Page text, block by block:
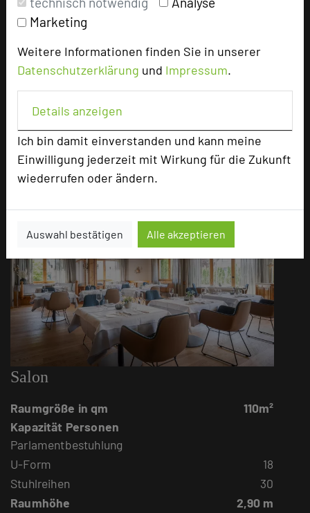
Marketing
Weitere Informationen finden Sie in unserer
Datenschutzerklärung und Impressum.
Details anzeigen
Ich bin damit einverstanden und kann meine
Einwilligung jederzeit mit Wirkung für die Zukunft
wiederrufen oder ändern.
Auswahl bestätigen Alle akzeptieren
sich ideal für Videokonferenzen eignet, sowie
ClickShare für eine unkomplizierte
Zudem ist in jedem Raum eine hochwertige
Soundanlage installiert, und die klimatisierten
stets gewährleistet ist. Alle unsere
Tagungsräume sind barrierefrei.
Salon
Raumgröße in qm
110m²
Kapazität Personen
Parlamentbestuhlung
U-Form
18
Stuhlreihen
30
Raumhöhe
2,90 m